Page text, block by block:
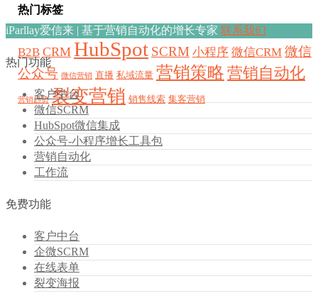
热门标签
B2B CRM HubSpot SCRM 小程序 微信CRM 微信
公众号 微信营销 直播 私域流量 营销策略 营销自动化
营销趋势 裂变营销 销售线索 集客营销
iParllay爱信来 | 基于营销自动化的增长专家 联系我们
热门功能
客户中台
微信SCRM
HubSpot微信集成
公众号-小程序增长工具包
营销自动化
工作流
免费功能
客户中台
企微SCRM
在线表单
裂变海报